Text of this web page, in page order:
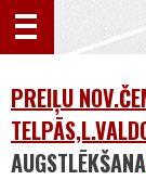
PREIĻU
AUGSTLĒKŠANA